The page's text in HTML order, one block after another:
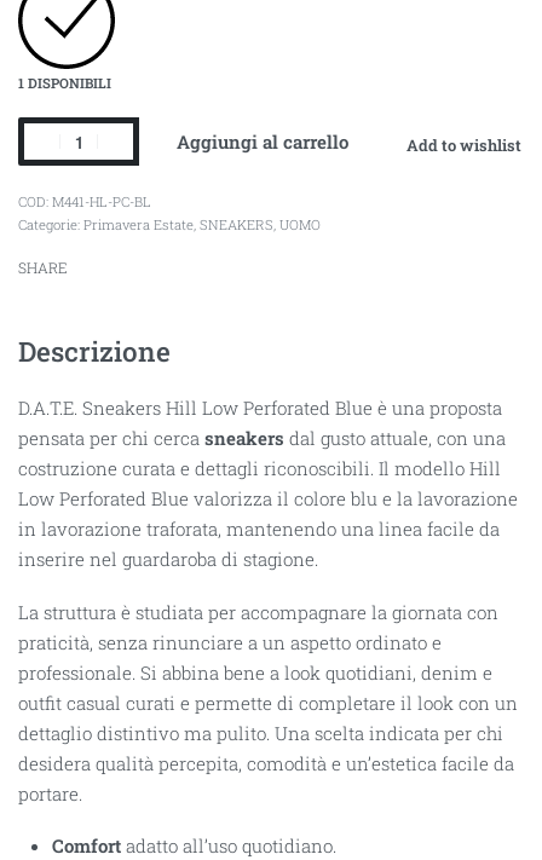
1 DISPONIBILI
Aggiungi al carrello Add to wishlist
M441-HL-PC-BL
Categorie: Primavera Estate, SNEAKERS, UOMO
SHARE
Descrizione
D.A.T.E. Sneakers Hill Low Perforated Blue è una proposta
pensata per chi cerca sneakers dal gusto attuale, con una
costruzione curata e dettagli riconoscibili. Il modello Hill
Low Perforated Blue valorizza il colore blu e la lavorazione
in lavorazione traforata, mantenendo una linea facile da
inserire nel guardaroba di stagione.
La struttura è studiata per accompagnare la giornata con
praticità, senza rinunciare a un aspetto ordinato e
professionale. Si abbina bene a look quotidiani, denim e
outfit casual curati e permette di completare il look con un
dettaglio distintivo ma pulito. Una scelta indicata per chi
desidera qualità percepita, comodità e un’estetica facile da
portare.
Comfort adatto all’uso quotidiano.